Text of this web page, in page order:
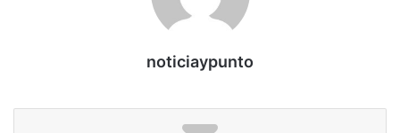
noticiaypunto